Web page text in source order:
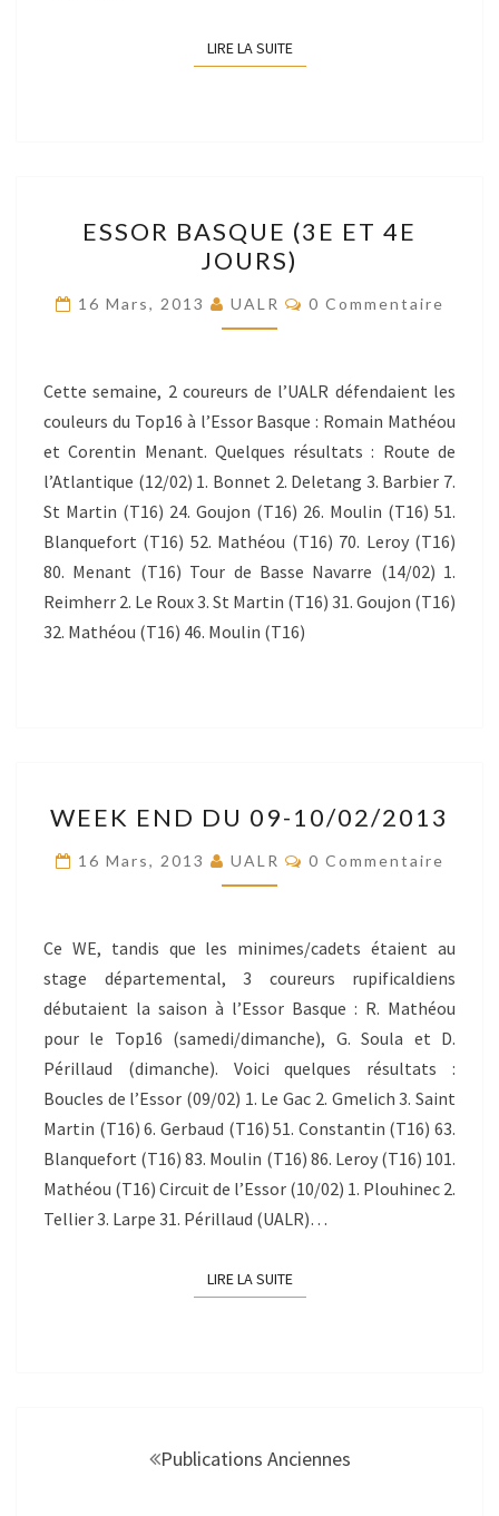
LIRE LA SUITELIRE LA SUITE
BASQUE
(3E
ET
4E
ESSOR BASQUE (3E ET 4E
JOURS)
16 Mars, 2013 UALR Commentaires
0 Commentaire
Cette semaine, 2 coureurs de l’UALR défendaient les
couleurs du Top16 à l’Essor Basque : Romain Mathéou
et Corentin Menant. Quelques résultats : Route de
l’Atlantique (12/02) 1. Bonnet 2. Deletang 3. Barbier 7.
St Martin (T16) 24. Goujon (T16) 26. Moulin (T16) 51.
Blanquefort (T16) 52. Mathéou (T16) 70. Leroy (T16)
80. Menant (T16) Tour de Basse Navarre (14/02) 1.
Reimherr 2. Le Roux 3. St Martin (T16) 31. Goujon (T16)
32. Mathéou (T16) 46. Moulin (T16)
END
DU
09-
WEEK END DU 09-10/02/2013
16 Mars, 2013 UALR Commentaires
0 Commentaire
Ce WE, tandis que les minimes/cadets étaient au
stage départemental, 3 coureurs rupificaldiens
débutaient la saison à l’Essor Basque : R. Mathéou
pour le Top16 (samedi/dimanche), G. Soula et D.
Périllaud (dimanche). Voici quelques résultats :
Boucles de l’Essor (09/02) 1. Le Gac 2. Gmelich 3. Saint
Martin (T16) 6. Gerbaud (T16) 51. Constantin (T16) 63.
Blanquefort (T16) 83. Moulin (T16) 86. Leroy (T16) 101.
Mathéou (T16) Circuit de l’Essor (10/02) 1. Plouhinec 2.
Tellier 3. Larpe 31. Périllaud (UALR)…
LIRE LA SUITELIRE LA SUITE
Publications Anciennes